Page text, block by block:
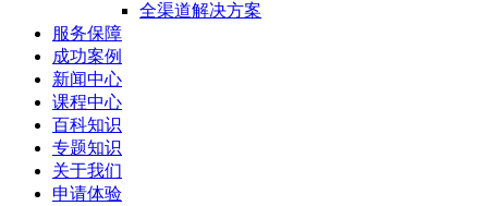
全渠道解决方案
服务保障
成功案例
新闻中心
课程中心
百科知识
专题知识
关于我们
申请体验